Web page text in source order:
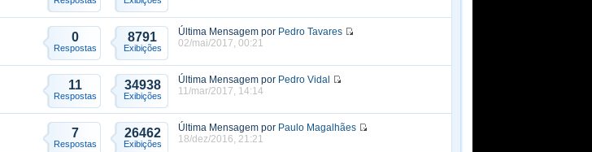
0
Respostas
8791
Exibições
Última Mensagem por Pedro Tavares
02/mai/2017, 00:21
11
Respostas
34938
Exibições
Última Mensagem por Pedro Vidal
11/mar/2017, 14:14
7
Respostas
26462
Exibições
Última Mensagem por Paulo Magalhães
18/dez/2016, 21:21